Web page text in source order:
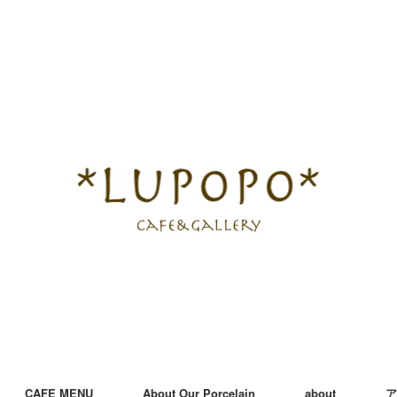
CAFE MENU About Our Porcelain about